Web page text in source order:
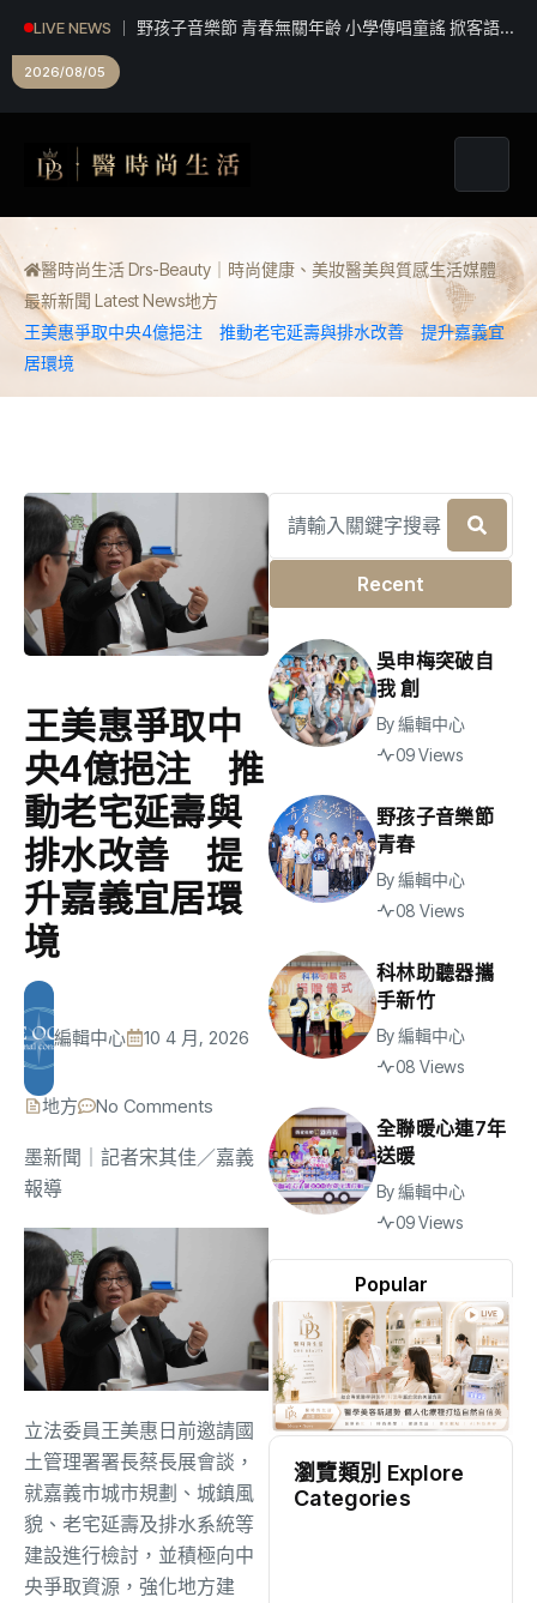
LIVE NEWS
野孩子音樂節 青春無關年齡 小學傳唱童謠 掀客語
2026/08/05
醫時尚生活 Drs-Beauty｜時尚健康、美妝醫美與質感生活媒體
最新新聞 Latest News地方
王美惠爭取中央4億挹注 推動老宅延壽與排水改善 提升嘉義宜
居環境
王美惠爭取中
央4億挹注 推
動老宅延壽與
排水改善 提
升嘉義宜居環
境
編輯中心 10 4 月, 2026
地方 No Comments
墨新聞 ｜記者宋其佳／嘉義
報導
立法委員王美惠日前邀請國
土管理署署長蔡長展會談，
就嘉義市城市規劃、城鎮風
貌、老宅延壽及排水系統等
建設進行檢討，並積極向中
央爭取資源，強化地方建
Recent
Popular
吳申梅突破自
我 創
By編輯中心
09 Views
野孩子音樂節
青春
By編輯中心
08 Views
科林助聽器攜
手新竹
By編輯中心
08 Views
全聯暖心連7年
送暖
By編輯中心
09 Views
瀏覽類別 Explore
Categories